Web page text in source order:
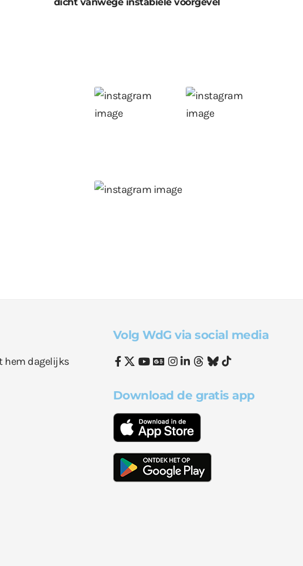
hem dagelijks
Volg WdG via social media
Download de gratis app